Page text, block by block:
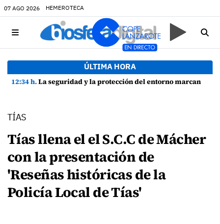
07 AGO 2026 HEMEROTECA
ÚLTIMA HORA
12:34 h.La seguridad y la protección del entorno marcan la planificación de las Fiestas de La Caleta de Famara
TÍAS
Tías llena el el S.C.C de Mácher
con la presentación de
'Reseñas históricas de la
Policía Local de Tías'